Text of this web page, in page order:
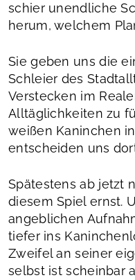
schier unendliche
herum, welchem
Sie geben uns die
Schleier des
Verstecken im
Alltäglichkeiten zu
weißen Kaninchen
entscheiden uns
Spätestens ab jetzt
diesem Spiel ernst.
angeblichen
tiefer ins
Zweifel an seiner
selbst ist scheinbar